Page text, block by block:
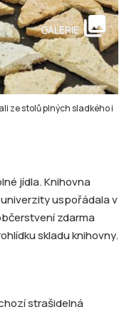
ze stolů plných sladkého i
GALERIE collections
jídla. Knihovna
uspořádala v
zdarma
skladu knihovny.
strašidelná